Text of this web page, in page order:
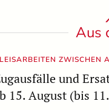
Aus
ZWISCHEN
und
15. August (bis